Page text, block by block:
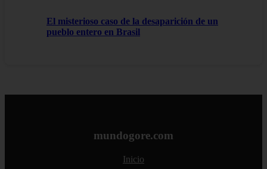
El misterioso caso de la desaparición de un
pueblo entero en Brasil
mundogore.com
Inicio